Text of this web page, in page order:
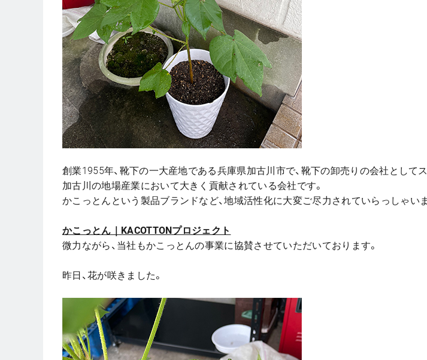
創業1955年、靴下の一大産地である兵庫県加古川市で、靴下の卸売りの会社として
加古川の地場産業において大きく貢献されている会社です。
かこっとんという製品ブランドなど、地域活性化に大変ご尽力されていらっしゃいま
かこっとん｜KACOTTONプロジェクト
微力ながら、当社もかこっとんの事業に協賛させていただいております。
昨日、花が咲きました。